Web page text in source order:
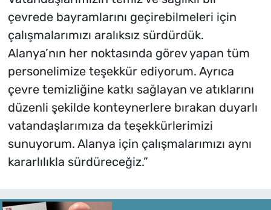
çevrede bayramlarını geçirebilmeleri için
çalışmalarımızı aralıksız sürdürdük.
Alanya’nın her noktasında görev yapan tüm
personelimize teşekkür ediyorum. Ayrıca
çevre temizliğine katkı sağlayan ve atıklarını
düzenli şekilde konteynerlere bırakan duyarlı
vatandaşlarımıza da teşekkürlerimizi
sunuyorum. Alanya için çalışmalarımızı aynı
kararlılıkla sürdüreceğiz.”